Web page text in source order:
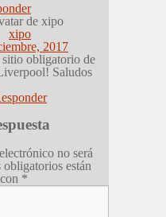
xipo
2017
sitio obligatorio de
Saludos
no será
están
*